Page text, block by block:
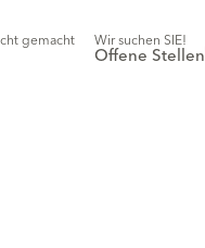
gemacht Wir suchen SIE!
Offene Stellen